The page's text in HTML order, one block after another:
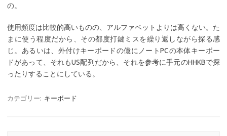
の。
使用頻度は比較的高いものの、アルファベットよりは高くない。た
まに使う程度だから、その都度打鍵ミスを繰り返しながら探る感
じ。あるいは、外付けキーボードの億にノートPCの本体キーボー
ドがあって、それもUS配列だから、それを参考に手元のHHKBで探
ったりすることにしている。
カテゴリー: キーボード